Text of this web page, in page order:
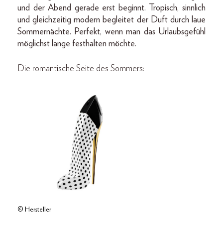
und der Abend gerade erst beginnt. Tropisch, sinnlich
und gleichzeitig modern begleitet der Duft durch laue
Sommernächte. Perfekt, wenn man das Urlaubsgefühl
möglichst lange festhalten möchte.
Die romantische Seite des Sommers:
© Hersteller